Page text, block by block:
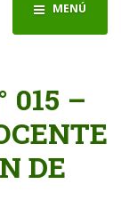
MENÚ
015 –
DE